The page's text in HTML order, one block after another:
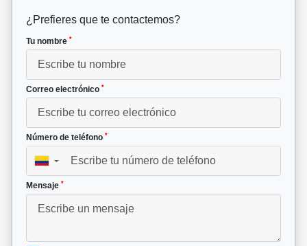
¿Prefieres que te contactemos?
Tu nombre *
Correo electrónico *
Número de teléfono *
▼
Mensaje *